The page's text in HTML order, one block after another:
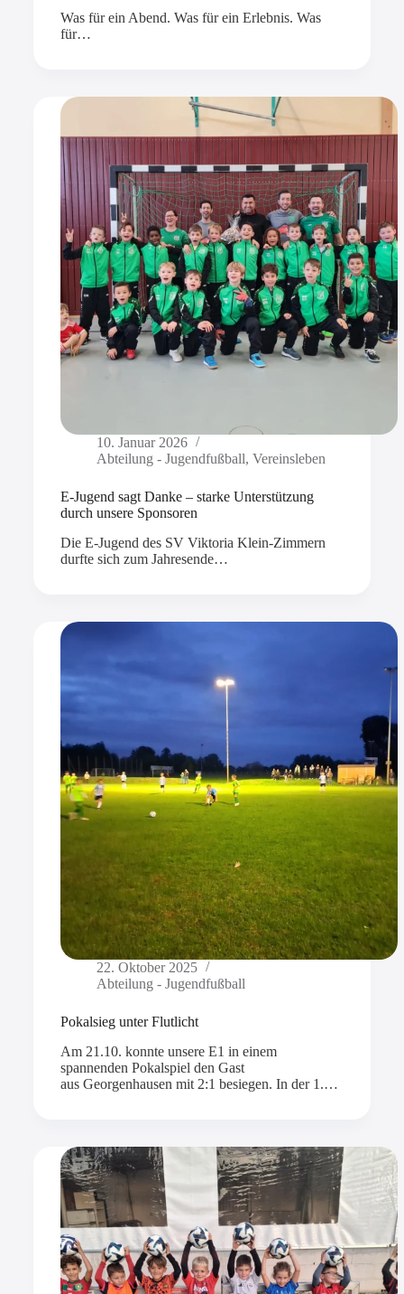
Was für ein Abend. Was für ein Erlebnis. Was
für…
10. Januar 2026
Abteilung - Jugendfußball, Vereinsleben
E-Jugend sagt Danke – starke Unterstützung
durch unsere Sponsoren
Die E-Jugend des SV Viktoria Klein-Zimmern
durfte sich zum Jahresende…
22. Oktober 2025
Abteilung - Jugendfußball
Pokalsieg unter Flutlicht
Am 21.10. konnte unsere E1 in einem
spannenden Pokalspiel den Gast
aus Georgenhausen mit 2:1 besiegen. In der 1.…